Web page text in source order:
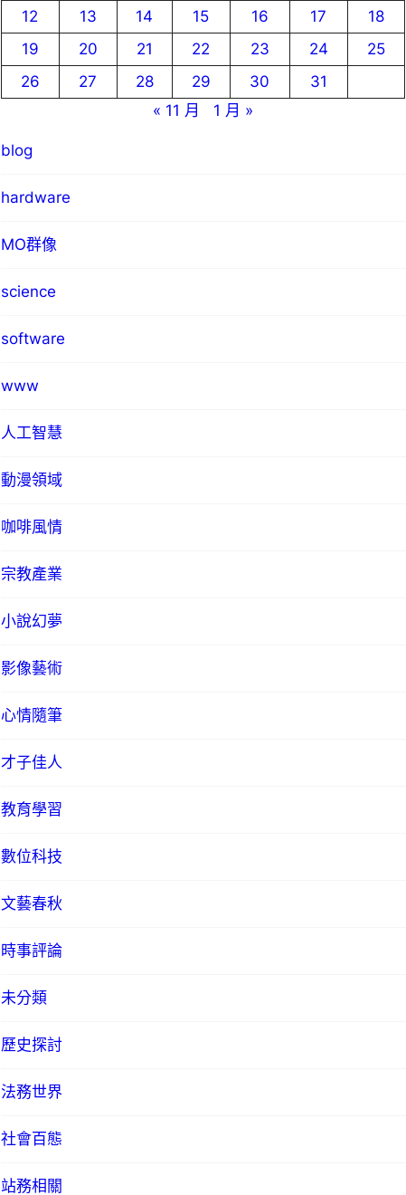
12
13 14 15 16 17
18
19
20 21 22 23 24
25
26
27 28 29 30
31
« 11 月
1 月 »
blog
hardware
MO群像
science
software
www
人工智慧
動漫領域
咖啡風情
宗教產業
小說幻夢
影像藝術
心情隨筆
才子佳人
教育學習
數位科技
文藝春秋
時事評論
未分類
歷史探討
法務世界
社會百態
站務相關